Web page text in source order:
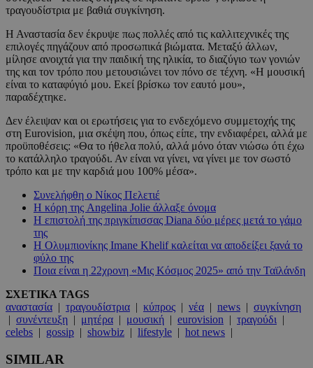
τραγουδίστρια με βαθιά συγκίνηση.
Η Αναστασία δεν έκρυψε πως πολλές από τις καλλιτεχνικές της
επιλογές πηγάζουν από προσωπικά βιώματα. Μεταξύ άλλων,
μίλησε ανοιχτά για την παιδική της ηλικία, το διαζύγιο των γονιών
της και τον τρόπο που μετουσιώνει τον πόνο σε τέχνη. «Η μουσική
είναι το καταφύγιό μου. Εκεί βρίσκω τον εαυτό μου»,
παραδέχτηκε.
Δεν έλειψαν και οι ερωτήσεις για το ενδεχόμενο συμμετοχής της
στη Eurovision, μια σκέψη που, όπως είπε, την ενδιαφέρει, αλλά με
προϋποθέσεις: «Θα το ήθελα πολύ, αλλά μόνο όταν νιώσω ότι έχω
το κατάλληλο τραγούδι. Αν είναι να γίνει, να γίνει με τον σωστό
τρόπο και με την καρδιά μου 100% μέσα».
Συνελήφθη ο Νίκος Πελετιέ
Η κόρη της Angelina Jolie άλλαξε όνομα
Η επιστολή της πριγκίπισσας Diana δύο μέρες μετά το γάμο
της
Η Ολυμπιονίκης Imane Khelif καλείται να αποδείξει ξανά το
φύλο της
Ποια είναι η 22χρονη «Μις Κόσμος 2025» από την Ταϊλάνδη
ΣΧΕΤΙΚΑ TAGS
αναστασία | τραγουδίστρια | κύπρος | νέα | news | συγκίνηση
| συνέντευξη | μητέρα | μουσική | eurovision | τραγούδι |
celebs | gossip | showbiz | lifestyle | hot news |
SIMILAR